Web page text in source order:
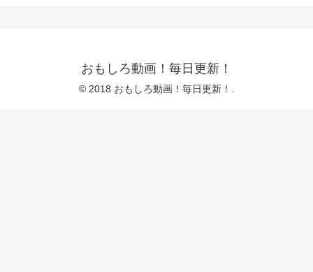
おもしろ動画！毎日更新！
© 2018 おもしろ動画！毎日更新！.